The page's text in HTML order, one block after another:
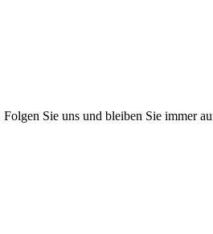
Sie uns und bleiben Sie immer